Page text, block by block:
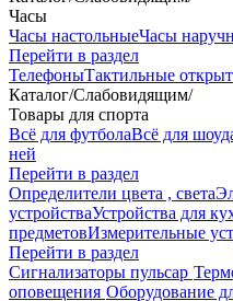
Часы
Часы настольныеЧасы
Перейти в раздел
ТелефоныТактильные
Каталог/Слабовидящим/
Товары для спорта
Всё для футболаВсё для
ней
Перейти в раздел
Определители цвета , света
устройстваУстройства для
предметовИзмерительные
Перейти в раздел
Сигнализаторы пульсар
оповещения Оборудование